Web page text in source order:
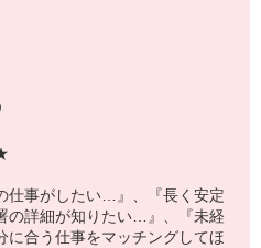
仕事がしたい…』、『長く安定
の詳細が知りたい…』、『未経
合う仕事をマッチングしてほ